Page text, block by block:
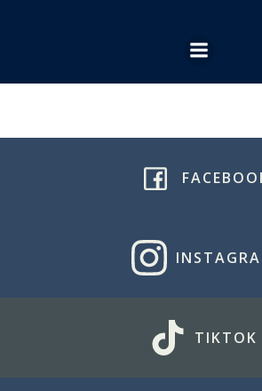
de
TIKTOK